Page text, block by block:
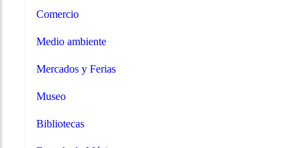
Comercio
Medio ambiente
Mercados y Ferias
Museo
Bibliotecas